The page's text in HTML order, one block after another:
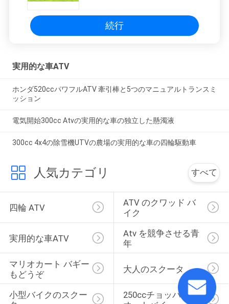
続行
実用的な車ATV
ホンダ520ccパワフルATV 牽引棒と5つのマニュアルトランスミ
ッション
電気開始300cc Atvの実用的な車の独立した懸濁液
300cc 4x4の除雪機UTVの農場の実用的な車の四輪駆動車
人気カテゴリ すべて
四輪 ATV
ATV のクワッド バ
イク
実用的な車ATV
Atv を競争させる青
年
マリオカート バギー
もどうぞ
大人のスクータ
小型バイクのスクー
250ccチョッパーの